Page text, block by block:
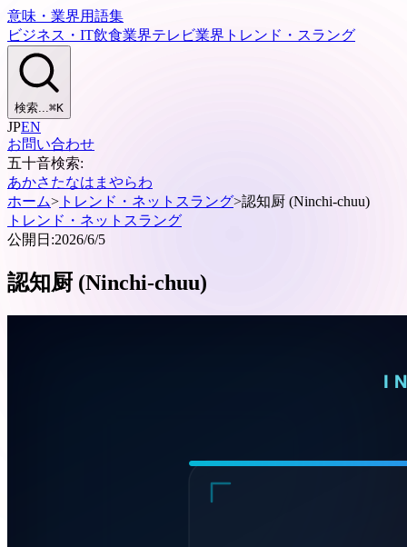
意味・業界用語集
ビジネス・IT飲食業界テレビ業界 トレンド・スラング
検索...⌘K
JPEN
お問い合わせ
五十音検索:
あかさ たなは ま やらわ
ホーム> トレンド・ネットスラング>認知厨 (Ninchi-chuu)
トレンド・ネットスラング
公開日:2026/6/5
認知厨 (Ninchi-chuu)